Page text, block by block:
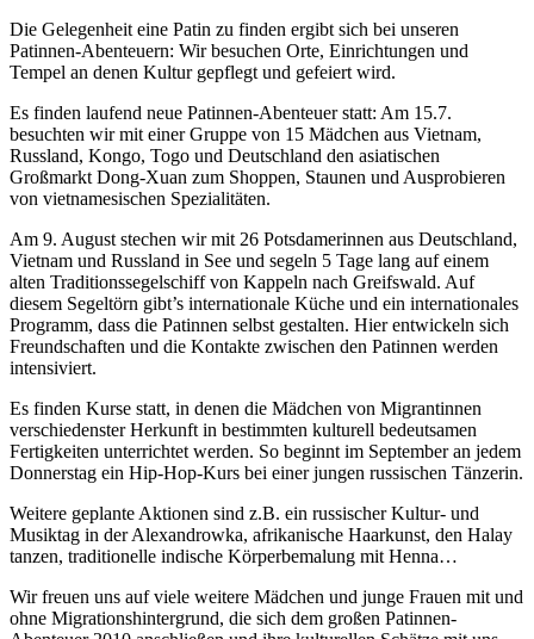
Die Gelegenheit eine Patin zu finden ergibt sich bei unseren
Patinnen-Abenteuern: Wir besuchen Orte, Einrichtungen und
Tempel an denen Kultur gepflegt und gefeiert wird.
Es finden laufend neue Patinnen-Abenteuer statt: Am 15.7.
besuchten wir mit einer Gruppe von 15 Mädchen aus Vietnam,
Russland, Kongo, Togo und Deutschland den asiatischen
Großmarkt Dong-Xuan zum Shoppen, Staunen und Ausprobieren
von vietnamesischen Spezialitäten.
Am 9. August stechen wir mit 26 Potsdamerinnen aus Deutschland,
Vietnam und Russland in See und segeln 5 Tage lang auf einem
alten Traditionssegelschiff von Kappeln nach Greifswald. Auf
diesem Segeltörn gibt’s internationale Küche und ein internationales
Programm, dass die Patinnen selbst gestalten. Hier entwickeln sich
Freundschaften und die Kontakte zwischen den Patinnen werden
intensiviert.
Es finden Kurse statt, in denen die Mädchen von Migrantinnen
verschiedenster Herkunft in bestimmten kulturell bedeutsamen
Fertigkeiten unterrichtet werden. So beginnt im September an jedem
Donnerstag ein Hip-Hop-Kurs bei einer jungen russischen Tänzerin.
Weitere geplante Aktionen sind z.B. ein russischer Kultur- und
Musiktag in der Alexandrowka, afrikanische Haarkunst, den Halay
tanzen, traditionelle indische Körperbemalung mit Henna…
Wir freuen uns auf viele weitere Mädchen und junge Frauen mit und
ohne Migrationshintergrund, die sich dem großen Patinnen-